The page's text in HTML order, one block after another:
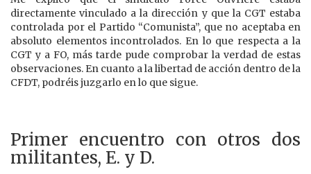
directamente vinculado a la dirección y que la CGT estaba
controlada por el Partido “Comunista”, que no aceptaba en
absoluto elementos incontrolados. En lo que respecta a la
CGT y a FO, más tarde pude comprobar la verdad de estas
observaciones. En cuanto a la libertad de acción dentro de la
CFDT, podréis juzgarlo en lo que sigue.
Primer encuentro con otros dos
militantes, E. y D.